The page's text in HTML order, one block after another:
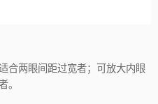
合两眼间距过宽者；可放大内眼
。